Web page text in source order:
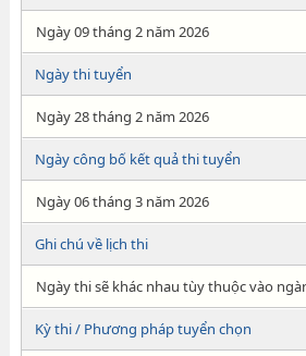
Ngày 09 tháng 2 năm 2026
Ngày thi tuyển
Ngày 28 tháng 2 năm 2026
Ngày công bố kết quả thi tuyển
Ngày 06 tháng 3 năm 2026
Ghi chú về lịch thi
Ngày thi sẽ khác nhau tùy thuộc vào
Kỳ thi / Phương pháp tuyển chọn